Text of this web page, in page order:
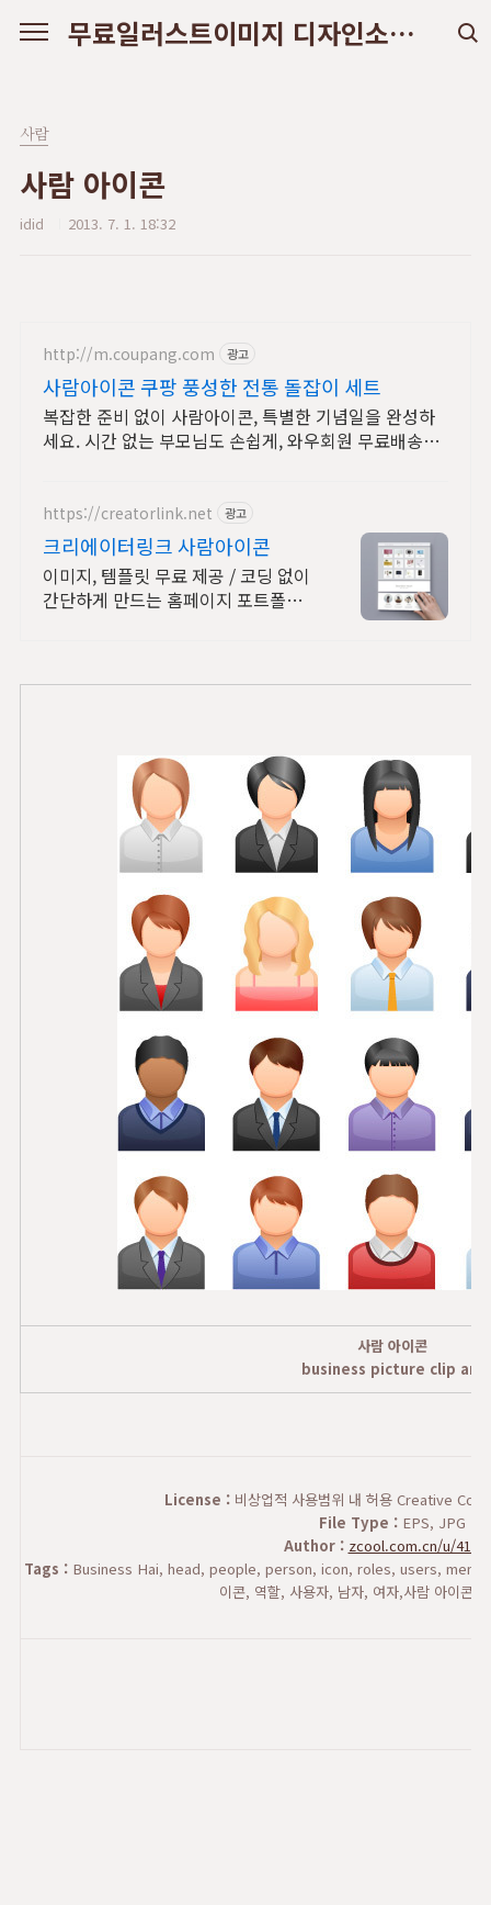
무료일러스트이미지 디자인소스 다운로드
사람
사람 아이콘
idid 2013. 7. 1. 18:32
http://m.coupang.com 광고
사람아이콘 쿠팡 풍성한 전통 돌잡이 세트
복잡한 준비 없이 사람아이콘, 특별한 기념일을 완성하
세요. 시간 없는 부모님도 손쉽게, 와우회원 무료배송으
https://creatorlink.net 광고
크리에이터링크 사람아이콘
이미지, 템플릿 무료 제공 / 코딩 없이
간단하게 만드는 홈페이지 포트폴리
사람 아이콘
business picture clip art
License :비상업적 사용범위 내 허용 Creative
File Type : EPS, JPG
Author : zcool.com.cn/u/
Tags : Business Hai, head, people, person, icon, roles, users, men,
이콘, 역할, 사용자, 남자, 여자,사람 아이콘,